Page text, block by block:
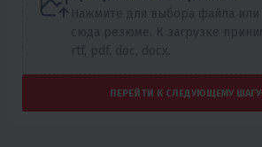
ПЕРЕЙТИ К СЛЕДУЮЩЕМУ ШАГУ